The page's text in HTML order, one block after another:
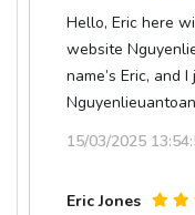
Hello, Eric here
website
name’s Eric, and
15/03/2025
Eric Jones